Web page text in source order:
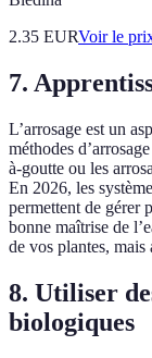
2.35 EURVoir le
7.
L’arrosage est un
méthodes
à-goutte ou les
En 2026, les
permettent de gérer
bonne maîtrise de
de vos plantes, mais
8. Utiliser
biologiques